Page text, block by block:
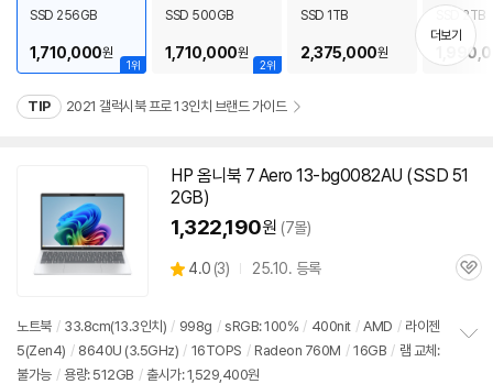
펼
치
기
1위
SSD 256GB
1,710,000원
2위
SSD 500GB
1,710,000원
SSD 1TB
2,375,000원
SSD 2TB
더보기
TIP 2021 갤럭시북 프로 13인치 브랜드 가이드
HP 옴니북 7 Aero 13-bg0082AU (SSD 51
2GB)
1,322,190원 (7몰)
별
4.0 (상
3) 25.10. 등록
관
노트북 / 33.8cm(13.3인치 ) / 998g / sRGB: 100% / 400nit / AMD / 라이젠
5(Zen4) / 8640U (3.5GHz) / 16TOPS / Radeon 760M / 16GB / 램 교체:
불가능 / 용량: 512GB / 출시가: 1,529,400원